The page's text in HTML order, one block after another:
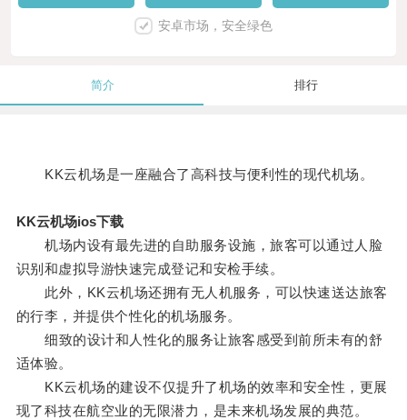
安卓市场，安全绿色
简介 排行
KK云机场是一座融合了高科技与便利性的现代机场。
KK云机场ios下载
机场内设有最先进的自助服务设施，旅客可以通过人脸
识别和虚拟导游快速完成登记和安检手续。
此外，KK云机场还拥有无人机服务，可以快速送达旅客
的行李，并提供个性化的机场服务。
细致的设计和人性化的服务让旅客感受到前所未有的舒
适体验。
KK云机场的建设不仅提升了机场的效率和安全性，更展
现了科技在航空业的无限潜力，是未来机场发展的典范。